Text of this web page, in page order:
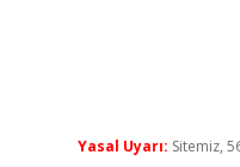
Yasal Uyarı: Sitemiz,